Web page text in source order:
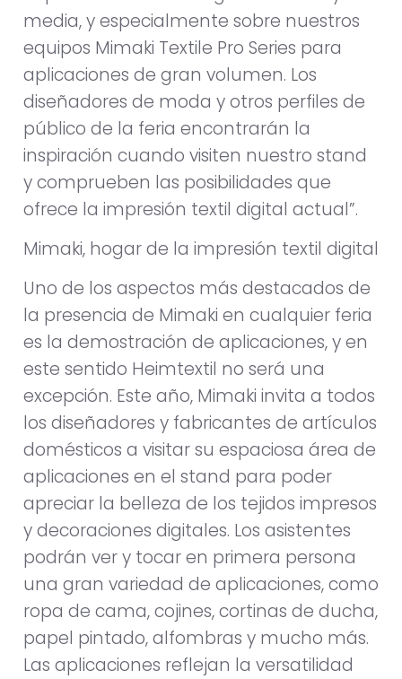
media, y especialmente sobre nuestros
equipos Mimaki Textile Pro Series para
aplicaciones de gran volumen. Los
diseñadores de moda y otros perfiles de
público de la feria encontrarán la
inspiración cuando visiten nuestro stand
y comprueben las posibilidades que
ofrece la impresión textil digital actual”.
Mimaki, hogar de la impresión textil digital
Uno de los aspectos más destacados de
la presencia de Mimaki en cualquier feria
es la demostración de aplicaciones, y en
este sentido Heimtextil no será una
excepción. Este año, Mimaki invita a todos
los diseñadores y fabricantes de artículos
domésticos a visitar su espaciosa área de
aplicaciones en el stand para poder
apreciar la belleza de los tejidos impresos
y decoraciones digitales. Los asistentes
podrán ver y tocar en primera persona
una gran variedad de aplicaciones, como
ropa de cama, cojines, cortinas de ducha,
papel pintado, alfombras y mucho más.
Las aplicaciones reflejan la versatilidad